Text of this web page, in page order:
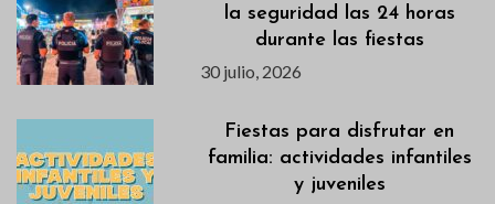
la seguridad las 24 horas
durante las fiestas
30 julio, 2026
Fiestas para disfrutar en
familia: actividades infantiles
y juveniles